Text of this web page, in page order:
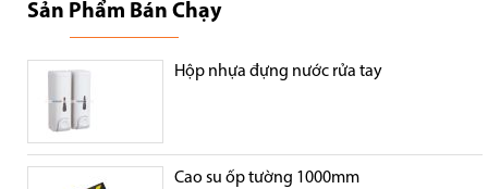
Sản Phẩm Bán Chạy
Hộp nhựa đựng nước rửa tay
Cao su ốp tường 1000mm